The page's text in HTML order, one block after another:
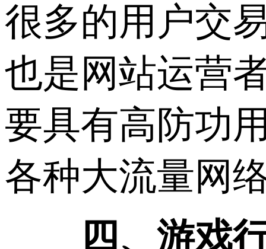
很多的用户交
也是网站运营
要具有高防功
各种大流量网
四、游戏行